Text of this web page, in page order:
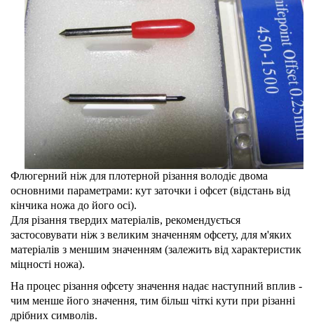
Флюгерний ніж для плотерной різання володіє двома
основними параметрами: кут заточки і офсет (відстань від
кінчика ножа до його осі).
Для різання твердих матеріалів, рекомендується
застосовувати ніж з великим значенням офсету, для м'яких
матеріалів з меншим значенням (залежить від характеристик
міцності ножа).
На процес різання офсету значення надає наступний вплив -
чим менше його значення, тим більш чіткі кути при різанні
дрібних символів.